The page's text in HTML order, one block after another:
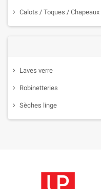
Calots / Toques / Chapeaux
Laves verre
Robinetteries
Sèches linge